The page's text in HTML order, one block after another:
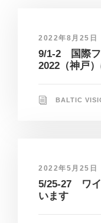
2022年8月25日
9/1-2 国際フ
2022（神戸
BALTIC
2022年5月25日
5/25-27 ワイ
います